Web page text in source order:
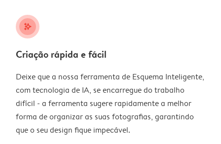
stars_plus
Criação rápida e fácil
Deixe que a nossa ferramenta de Esquema Inteligente,
com tecnologia de IA, se encarregue do trabalho
difícil - a ferramenta sugere rapidamente a melhor
forma de organizar as suas fotografias, garantindo
que o seu design fique impecável.